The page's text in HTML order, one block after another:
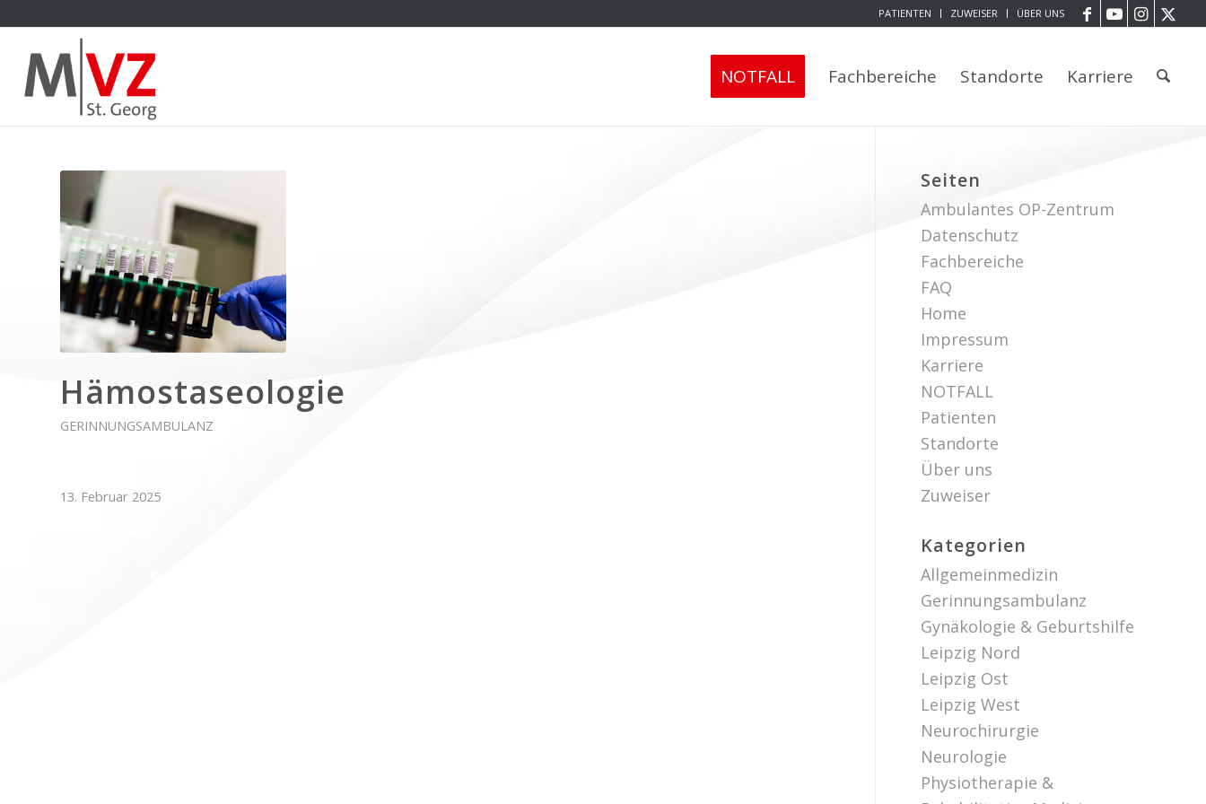
PATIENTEN ZUWEISER ÜBER UNS
NOTFALL Fachbereiche Standorte Karriere
Hämostaseologie
GERINNUNGSAMBULANZ
13. Februar 2025
Seiten
Ambulantes OP-Zentrum
Datenschutz
Fachbereiche
FAQ
Home
Impressum
Karriere
NOTFALL
Patienten
Standorte
Über uns
Zuweiser
Kategorien
Allgemeinmedizin
Gerinnungsambulanz
Gynäkologie & Geburtshilfe
Leipzig Nord
Leipzig Ost
Leipzig West
Neurochirurgie
Neurologie
Physiotherapie &